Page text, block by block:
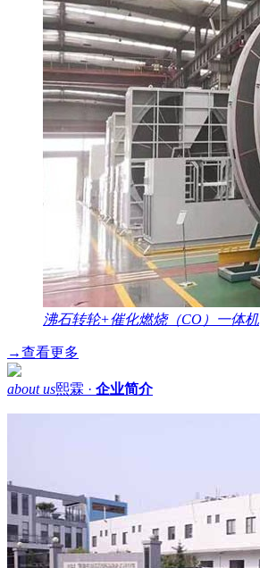
沸石转轮+催化燃烧（CO）一体机
→查看更多
about us熙霖 · 企业简介